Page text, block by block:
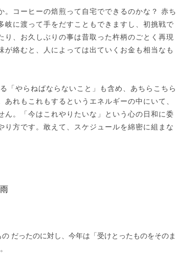
コーヒーの焙煎って自宅でできるのかな？ 赤ち
に渡って手をだすこともできますし、初挑戦で
、お久しぶりの事は昔取った杵柄のごとく再現
絡むと、人によっては出ていくお金も相当なも
「やらねばならないこと」も含め、あちらこちら
れもこれもするというエネルギーの中にいて、
。「今はこれやりたいな」という心の日和に委
方です。敢えて、スケジュールを綿密に組まな
だったのに対し、今年は「受けとったものをそのま